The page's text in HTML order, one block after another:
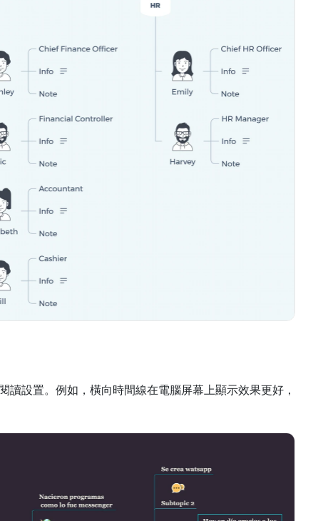
設置。例如，橫向時間線在電腦屏幕上顯示效果更好，